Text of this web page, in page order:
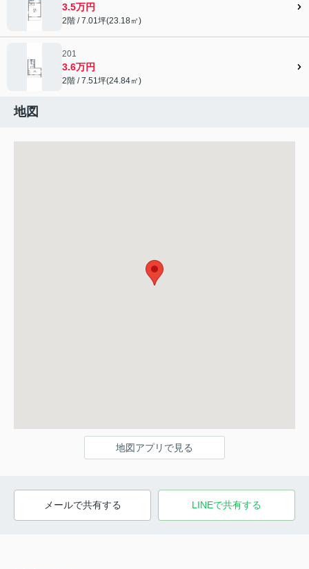
3.5万円
2階 / 7.01坪(23.18㎡)
201
3.6万円
2階 / 7.51坪(24.84㎡)
地図
地図アプリで見る
メールで共有する LINEで共有する